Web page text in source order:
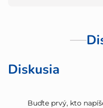
Diskusia
Buďte prvý, kto